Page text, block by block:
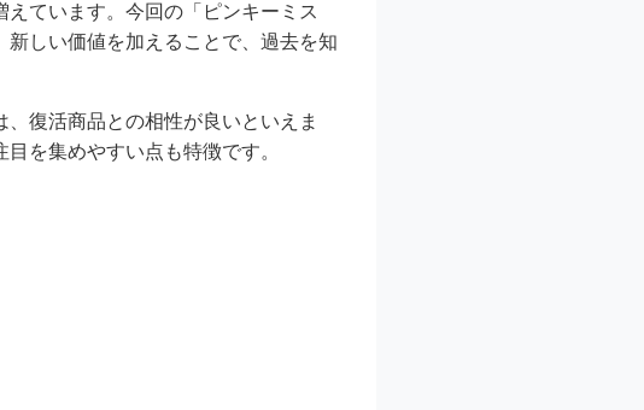
ています。今回の「ピンキーミス
新しい価値を加えることで、過去を知
復活商品との相性が良いといえま
を集めやすい点も特徴です。